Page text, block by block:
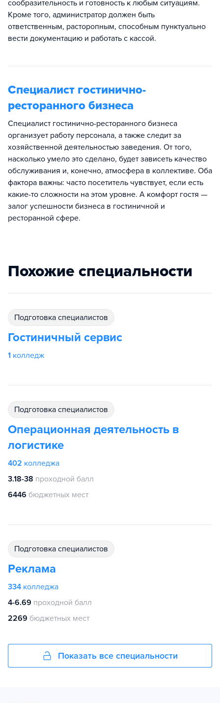
сообразительность и готовность к любым ситуациям.
Кроме того, администратор должен быть
ответственным, расторопным, способным пунктуально
вести документацию и работать с кассой.
Специалист гостинично-
ресторанного бизнеса
Специалист гостинично-ресторанного бизнеса
организует работу персонала, а также следит за
хозяйственной деятельностью заведения. От того,
насколько умело это сделано, будет зависеть качество
обслуживания и, конечно, атмосфера в коллективе. Оба
фактора важны: часто посетитель чувствует, если есть
какие-то сложности на этом уровне. А комфорт гостя —
залог успешности бизнеса в гостиничной и
ресторанной сфере.
Похожие специальности
подготовка специалистов
Гостиничный сервис
1 колледж
подготовка специалистов
Операционная деятельность в
логистике
402 колледжа
3.18-38 проходной балл
6446 бюджетных мест
подготовка специалистов
Реклама
334 колледжа
4-6.69 проходной балл
2269 бюджетных мест
Показать все специальности